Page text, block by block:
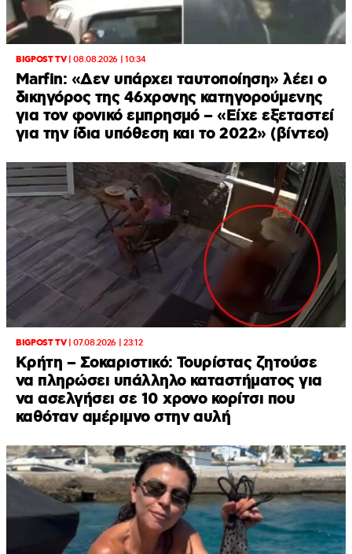
BIGPOST TV|08.08.2026 | 10:34
Marfin: «Δεν υπάρχει ταυτοποίηση» λέει ο
δικηγόρος της 46χρονης κατηγορούμενης
για τον φονικό εμπρησμό – «Είχε εξεταστεί
για την ίδια υπόθεση και το 2022» (βίντεο)
BIGPOST TV|07.08.2026 | 23:12
Κρήτη – Σοκαριστικό: Τουρίστας ζητούσε
να πληρώσει υπάλληλο καταστήματος για
να ασελγήσει σε 10 χρονο κορίτσι που
καθόταν αμέριμνο στην αυλή